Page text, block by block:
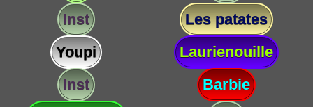
Inst
Les patates
Youpi
Laurienouille
Inst
Barbie